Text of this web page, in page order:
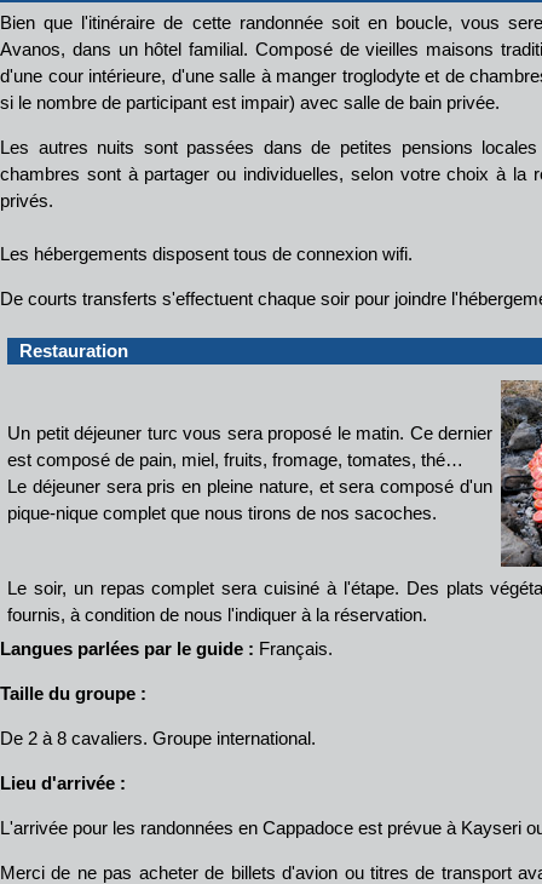
Bien que l'itinéraire de cette randonnée soit en boucle, vous
Avanos, dans un hôtel familial. Composé de vieilles maisons
d'une cour intérieure, d'une salle à manger troglodyte et de
si le nombre de participant est impair) avec salle de bain privée.
Les autres nuits sont passées dans de petites pensions
chambres sont à partager ou individuelles, selon votre choix à la
privés.
Les hébergements disposent tous de connexion wifi.
De courts transferts s'effectuent chaque soir pour joindre
Restauration
Un petit déjeuner turc vous sera proposé le matin. Ce dernier
est composé de pain, miel, fruits, fromage, tomates, thé…
Le déjeuner sera pris en pleine nature, et sera composé d'un
pique-nique complet que nous tirons de nos sacoches.
Le soir, un repas complet sera cuisiné à l'étape. Des plats
fournis, à condition de nous l'indiquer à la réservation.
Langues parlées par le guide : Français.
Taille du groupe :
De 2 à 8 cavaliers. Groupe international.
Lieu d'arrivée :
L'arrivée pour les randonnées en Cappadoce est prévue à Kayseri
Merci de ne pas acheter de billets d'avion ou titres de transport